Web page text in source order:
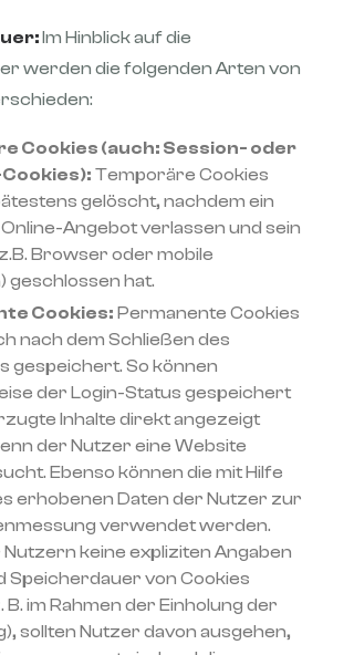
Im Hinblick auf die
werden die folgenden Arten von
Cookies (auch: Session- oder
Temporäre Cookies
gelöscht, nachdem ein
Angebot verlassen und sein
Browser oder mobile
geschlossen hat.
Cookies: Permanente Cookies
nach dem Schließen des
gespeichert. So können
der Login-Status gespeichert
Inhalte direkt angezeigt
der Nutzer eine Website
Ebenso können die mit Hilfe
erhobenen Daten der Nutzer zur
verwendet werden.
keine expliziten Angaben
Speicherdauer von Cookies
B. im Rahmen der Einholung der
sollten Nutzer davon ausgehen,